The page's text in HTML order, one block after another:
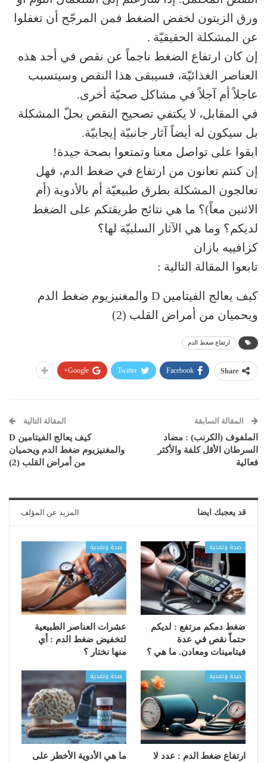
ورق الزيتون لخفض الضغط فمن المرجّح أن تغفلوا
عن المشكلة الحقيقيّة .
إن كان ارتفاع الضغط ناجماً عن نقص في أحد هذه
العناصر الغذائيّة، فسيبقى هذا النقص وسيتسبب
عاجلاً أم آجلاً في مشاكل صحيّة أخرى.
في المقابل، لا يكتفي تصحيح النقص بحلّ المشكلة
بل سيكون له أيضاً آثار جانبيّة إيجابيّة.
ابقوا على تواصل معنا وتمتعوا بصحة جيدة!
إن كنتم تعانون من ارتفاع في ضغط الدم، فهل
تعالجون المشكلة بطرق طبيعيّة أم بالأدوية (أم
الاثنين معاً)؟ ما هي نتائج طريقتكم على الضغط
لديكم؟ وما هي الآثار السلبيّة لها؟
كزافييه بازان
تابعوا المقالة التالية :
كيف يعالج الفيتامين D والمغنيزيوم ضغط الدم
ويحميان من أمراض القلب (2)
ارتفاع ضغط الدم
Share
Facebook
Twitter
Google+
المقالة السابقة
الملفوف (الكرنب) : مضاد
السرطان الأقل كلفة والأكثر
فعالية
المقالة التالية
كيف يعالج الفيتامين D
والمغنيزيوم ضغط الدم ويحميان
من أمراض القلب (2)
قد يعجبك ايضا المزيد عن المؤلف
صحة وتغذية
ضغط دمكم مرتفع : لديكم
حتماّ نقص في عدة
فيتامينات ومعادن. ما هي ؟
صحة وتغذية
عشرات العناصر الطبيعية
لتخفيض ضغط الدم : أي
منها نختار ؟
صحة وتغذية
ارتفاع ضغط الدم : عدد لا
صحة وتغذية
ما هي الأدوية الأخطر على